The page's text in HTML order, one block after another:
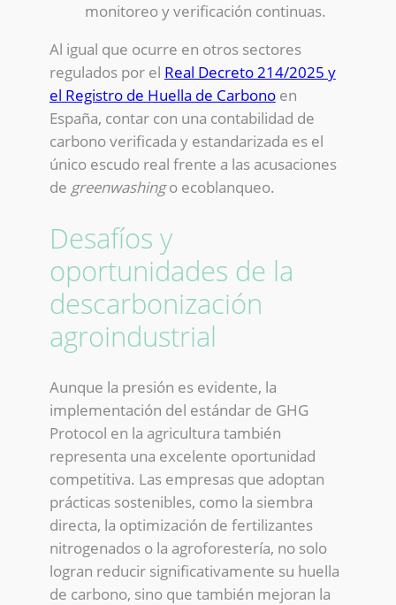
monitoreo y verificación continuas.
Al igual que ocurre en otros sectores
regulados por el Real Decreto 214/2025 y
el Registro de Huella de Carbonoen
España, contar con una contabilidad de
carbono verificada y estandarizada es el
único escudo real frente a las acusaciones
de greenwashingo ecoblanqueo.
Desafíos y
oportunidades de la
descarbonización
agroindustrial
Aunque la presión es evidente, la
implementación del estándar de GHG
Protocol en la agricultura también
representa una excelente oportunidad
competitiva. Las empresas que adoptan
prácticas sostenibles, como la siembra
directa, la optimización de fertilizantes
nitrogenados o la agroforestería, no solo
logran reducir significativamente su huella
de carbono, sino que también mejoran la